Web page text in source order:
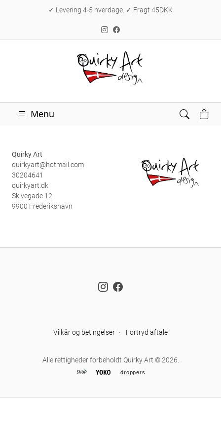
✓ Levering 4-5 hverdage. ✓ Fragt 45DKK
Menu
Quirky Art
quirkyart@hotmail.com
30204641
quirkyart.dk
Skivegade 12
9900 Frederikshavn
Instagram
Vilkår og betingelser · Fortryd aftale
Alle rettigheder forbeholdt Quirky Art © 2026.
droppers